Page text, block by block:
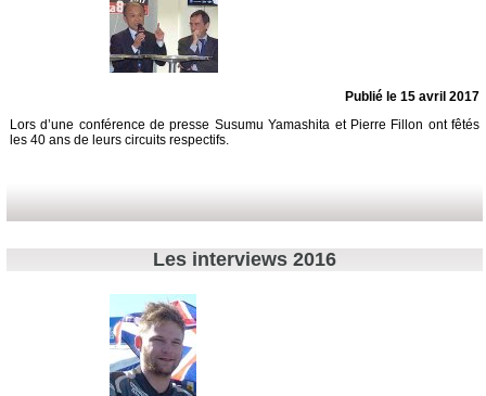
Publié le 15 avril 2017
Lors d’une conférence de presse Susumu Yamashita et Pierre Fillon ont fêtés
les 40 ans de leurs circuits respectifs.
Les interviews 2016